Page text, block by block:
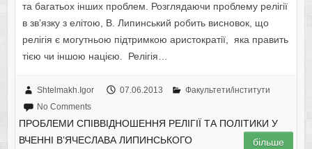
та багатьох інших проблем. Розглядаючи проблему релігії
в зв’язку з елітою, В. Липинський робить висновок, що
релігія є могутньою підтримкою аристократії, яка править
тією чи іншою нацією. Релігія…
Shtelmakh.Igor 07.06.2013
Факультети/інститути
No Comments
ПРОБЛЕМИ СПІВВІДНОШЕННЯ РЕЛІГІЇ ТА ПОЛІТИКИ У
ВЧЕННІ В’ЯЧЕСЛАВА ЛИПИНСЬКОГО
більше